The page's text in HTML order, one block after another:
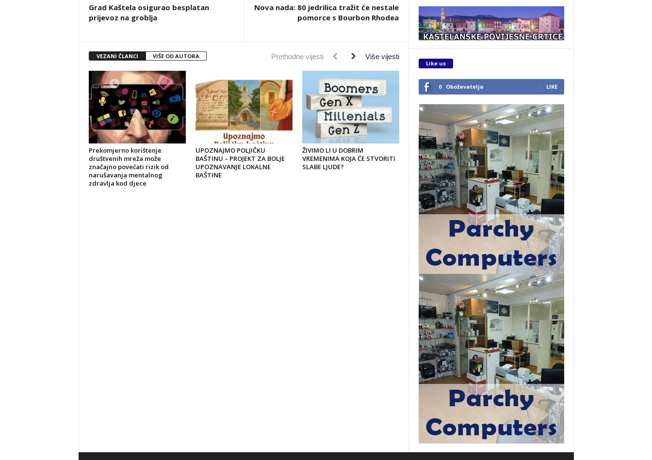
Grad Kaštela osigurao besplatan
prijevoz na groblja
Nova nada: 80 jedrilica tražit će nestale
pomorce s Bourbon Rhodea
VEZANI ČLANCI VIŠE OD AUTORA
Prekomjerno korištenje
društvenih mreža može
značajno povećati rizik od
narušavanja mentalnog
zdravlja kod djece
UPOZNAJMO POLJIČKU
BAŠTINU – PROJEKT ZA BOLJE
UPOZNAVANJE LOKALNE
BAŠTINE
ŽIVIMO LI U DOBRIM
VREMENIMA KOJA ĆE STVORITI
SLABE LJUDE?
Prethodne vijesti Više vijesti
Like us
0 Obožavatelja LIKE